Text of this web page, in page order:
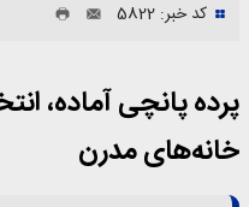
کد خبر: 5822
پرده پانچی آماده،
خانه‌های مدرن